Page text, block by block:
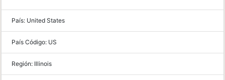
País: United States
País Código: US
Región: Illinois